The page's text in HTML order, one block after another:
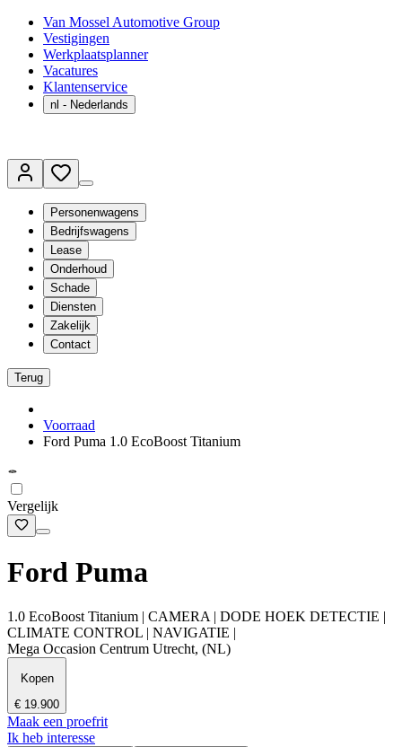
Van Mossel Automotive Group
Vestigingen
Werkplaatsplanner
Vacatures
Klantenservice
nl - Nederlands
Personenwagens
Bedrijfswagens
Lease
Onderhoud
Schade
Diensten
Zakelijk
Contact
Terug
Voorraad
Ford Puma 1.0 EcoBoost Titanium
Vergelijk
Ford Puma
1.0 EcoBoost Titanium | CAMERA | DODE HOEK DETECTIE |
CLIMATE CONTROL | NAVIGATIE |
Mega Occasion Centrum Utrecht, (NL)
Kopen
€ 19.900
Maak een proefrit
Ik heb interesse